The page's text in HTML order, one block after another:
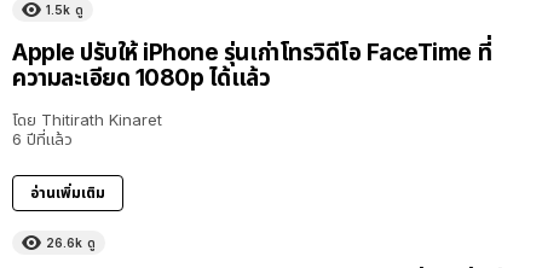
1.5k ดู
Apple ปรับให้ iPhone รุ่นเก่าโทรวิดีโอ FaceTime ที่
ความละเอียด 1080p ได้แล้ว
โดย Thitirath Kinaret
6 ปีที่แล้ว
อ่านเพิ่มเติม
26.6k ดู